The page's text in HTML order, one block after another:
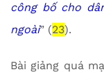
công bố cho
ngoài” (23).
Bài giảng quá